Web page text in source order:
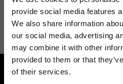
provide social media features
We also share information
our social media, advertising
may combine it with other
provided to them or that
of their services.
Acconsento a ricevere novità e
informazioni consulta laPrivacy